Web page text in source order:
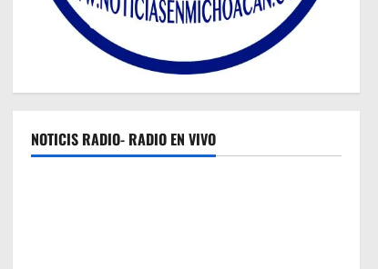
NOTICIS RADIO- RADIO EN VIVO